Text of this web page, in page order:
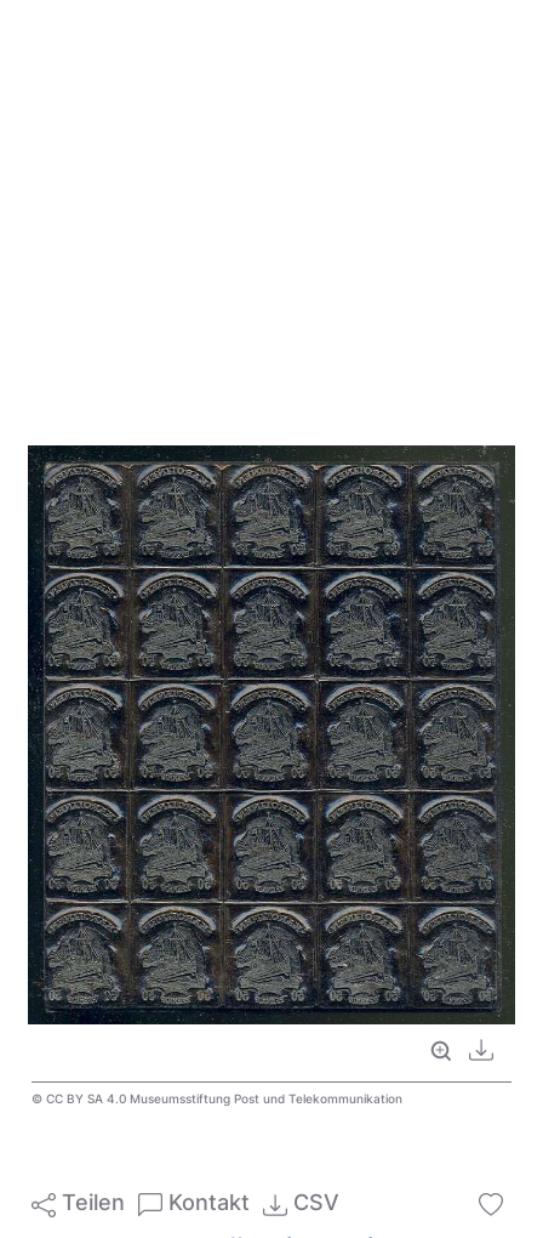
Vollbild
© CC BY SA 4.0 Museumsstiftung Post und Telekommunikation
Teilen Kontakt CSV